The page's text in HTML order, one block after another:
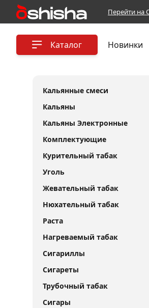
Перейти на
Каталог Новинки
Кальянные смеси
Кальяны
Кальяны Электронные
Комплектующие
Курительный табак
Уголь
Жевательный табак
Нюхательный табак
Раста
Нагреваемый табак
Сигариллы
Сигареты
Трубочный табак
Сигары